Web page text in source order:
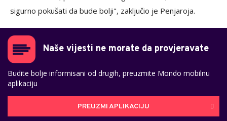
sigurno pokušati da bude bolji", zaključio je Penjaroja.
Naše vijesti ne morate da provjeravate
Budite bolje informisani od drugih, preuzmite Mondo mobilnu
aplikaciju
PREUZMI APLIKACIJU